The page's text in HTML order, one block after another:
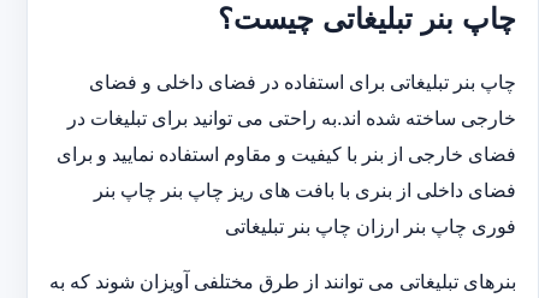
چاپ بنر تبلیغاتی چیست؟
چاپ بنر تبلیغاتی برای استفاده در فضای داخلی و فضای
خارجی ساخته شده اند.به راحتی می توانید برای تبلیغات در
فضای خارجی از بنر با کیفیت و مقاوم استفاده نمایید و برای
فضای داخلی از بنری با بافت های ریز چاپ بنر چاپ بنر
فوری چاپ بنر ارزان چاپ بنر تبلیغاتی
بنرهای تبلیغاتی می توانند از طرق مختلفی آویزان شوند که به